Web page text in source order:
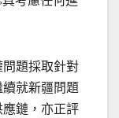
題採取針對
就新疆問題
鏈，亦正評